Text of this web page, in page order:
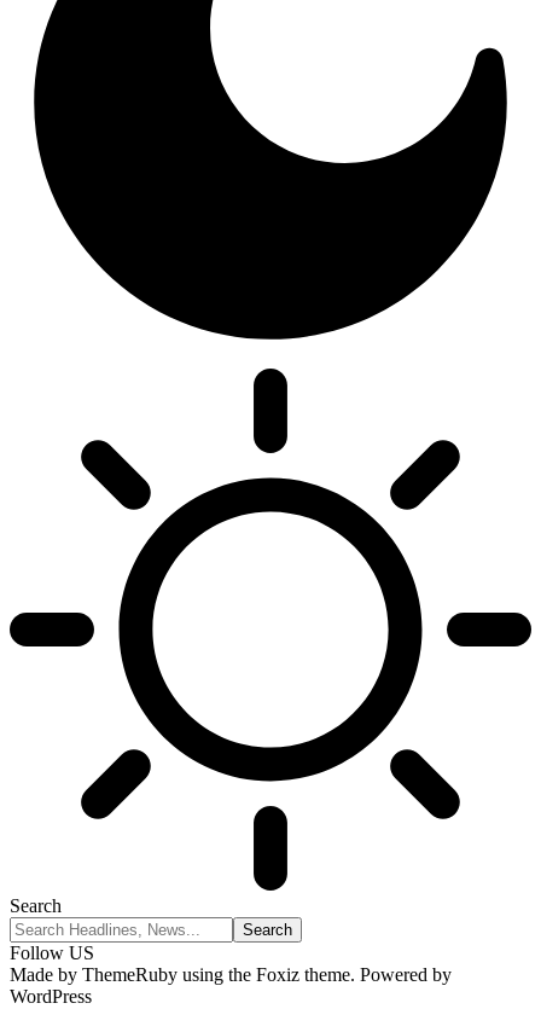
Search
Follow US
Made by ThemeRuby using the Foxiz theme. Powered by
WordPress